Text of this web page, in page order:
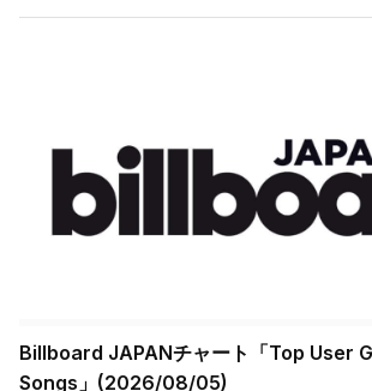
Billboard JAPANチャート「Top User
Songs」(2026/08/05)